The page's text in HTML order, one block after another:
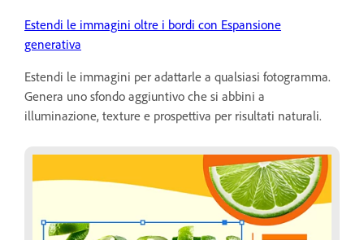
Estendi le immagini oltre i bordi con Espansione
generativa
Estendi le immagini per adattarle a qualsiasi fotogramma.
Genera uno sfondo aggiuntivo che si abbini a
illuminazione, texture e prospettiva per risultati naturali.